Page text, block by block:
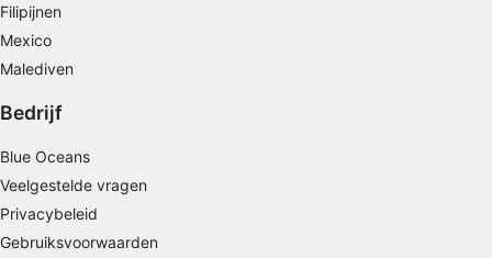
Filipijnen
Mexico
Malediven
Bedrijf
Blue Oceans
Veelgestelde vragen
Privacybeleid
Gebruiksvoorwaarden